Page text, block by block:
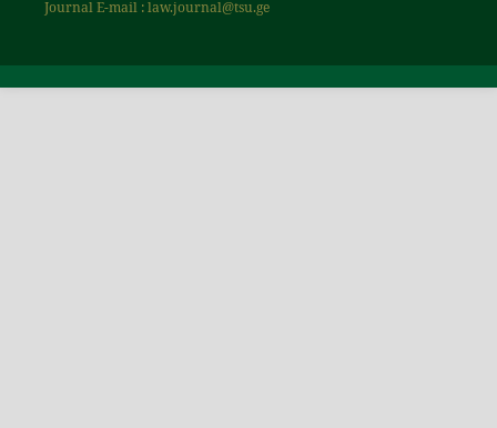
Journal E-mail : law.journal@tsu.ge